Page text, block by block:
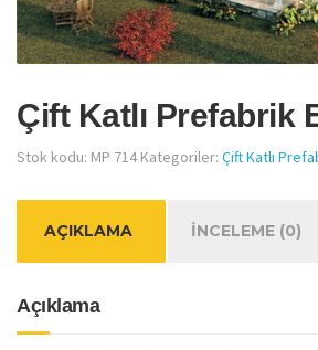
Çift Katlı Prefabrik
Stok kodu: MP 714 Kategoriler: Çift Katlı
AÇIKLAMA İNCELEME (0)
Açıklama